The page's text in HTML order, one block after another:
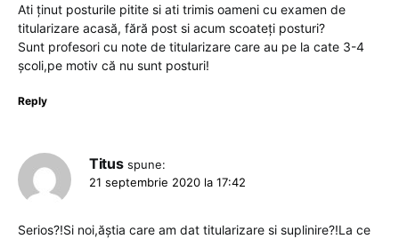
Ati ținut posturile pitite si ati trimis oameni cu examen de
titularizare acasă, fără post si acum scoateți posturi?
Sunt profesori cu note de titularizare care au pe la cate 3-4
școli,pe motiv că nu sunt posturi!
Reply
Titus spune:
21 septembrie 2020 la 17:42
Serios?!Si noi,ăștia care am dat titularizare si suplinire?!La ce